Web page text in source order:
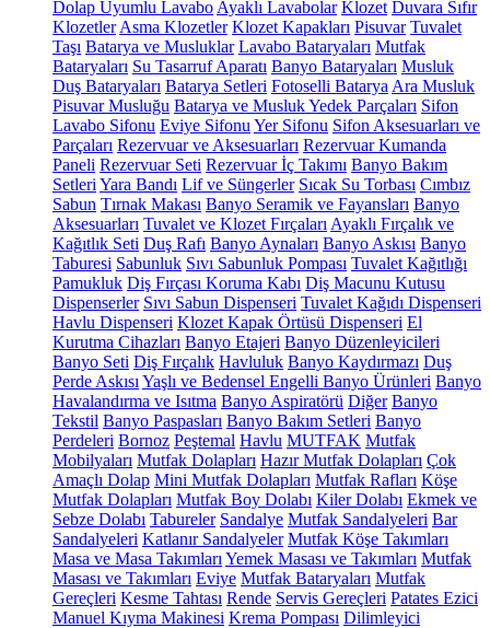
Dolap Uyumlu Lavabo Ayaklı Lavabolar Klozet Duvara Sıfır
Klozetler Asma Klozetler Klozet Kapakları Pisuvar Tuvalet
Taşı Batarya ve Musluklar Lavabo Bataryaları Mutfak
Bataryaları Su Tasarruf Aparatı Banyo Bataryaları Musluk
Duş Bataryaları Batarya Setleri Fotoselli Batarya Ara Musluk
Pisuvar Musluğu Batarya ve Musluk Yedek Parçaları Sifon
Lavabo Sifonu Eviye Sifonu Yer Sifonu Sifon Aksesuarları ve
Parçaları Rezervuar ve Aksesuarları Rezervuar Kumanda
Paneli Rezervuar Seti Rezervuar İç Takımı Banyo Bakım
Setleri Yara Bandı Lif ve Süngerler Sıcak Su Torbası Cımbız
Sabun Tırnak Makası Banyo Seramik ve Fayansları Banyo
Aksesuarları Tuvalet ve Klozet Fırçaları Ayaklı Fırçalık ve
Kağıtlık Seti Duş Rafı Banyo Aynaları Banyo Askısı Banyo
Taburesi Sabunluk Sıvı Sabunluk Pompası Tuvalet Kağıtlığı
Pamukluk Diş Fırçası Koruma Kabı Diş Macunu Kutusu
Dispenserler Sıvı Sabun Dispenseri Tuvalet Kağıdı Dispenseri
Havlu Dispenseri Klozet Kapak Örtüsü Dispenseri El
Kurutma Cihazları Banyo Etajeri Banyo Düzenleyicileri
Banyo Seti Diş Fırçalık Havluluk Banyo Kaydırmazı Duş
Perde Askısı Yaşlı ve Bedensel Engelli Banyo Ürünleri Banyo
Havalandırma ve Isıtma Banyo Aspiratörü Diğer Banyo
Tekstil Banyo Paspasları Banyo Bakım Setleri Banyo
Perdeleri Bornoz Peştemal Havlu MUTFAK Mutfak
Mobilyaları Mutfak Dolapları Hazır Mutfak Dolapları Çok
Amaçlı Dolap Mini Mutfak Dolapları Mutfak Rafları Köşe
Mutfak Dolapları Mutfak Boy Dolabı Kiler Dolabı Ekmek ve
Sebze Dolabı Tabureler Sandalye Mutfak Sandalyeleri Bar
Sandalyeleri Katlanır Sandalyeler Mutfak Köşe Takımları
Masa ve Masa Takımları Yemek Masası ve Takımları Mutfak
Masası ve Takımları Eviye Mutfak Bataryaları Mutfak
Gereçleri Kesme Tahtası Rende Servis Gereçleri Patates Ezici
Manuel Kıyma Makinesi Krema Pompası Dilimleyici